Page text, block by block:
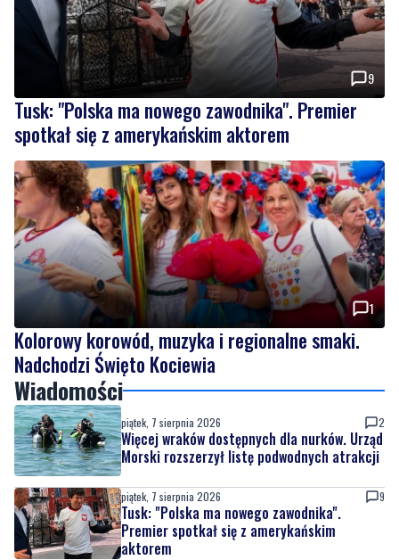
9
Tusk: "Polska ma nowego zawodnika". Premier
spotkał się z amerykańskim aktorem
1
Kolorowy korowód, muzyka i regionalne smaki.
Nadchodzi Święto Kociewia
Wiadomości
piątek, 7 sierpnia 2026 2
Więcej wraków dostępnych dla nurków. Urząd
Morski rozszerzył listę podwodnych atrakcji
piątek, 7 sierpnia 2026 9
Tusk: "Polska ma nowego zawodnika".
Premier spotkał się z amerykańskim
aktorem